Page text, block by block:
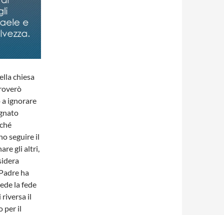
chiesa
ignorare
seguire il
gli altri,
ha
la fede
riversa il
per il